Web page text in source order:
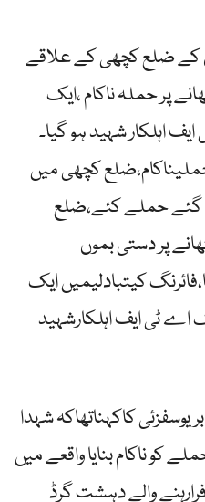
کے ضلع کچھی کے علاقے
پر حملہ ناکام ،ایک
اہلکار شہید ہو گیا۔
کچھی میں
گئے حملے کئے،ضلع
پر دستی بموں
کیتبادلیمیں ایک
اے ٹی ایف اہلکارشہید
کاکہناتھاکہ شہدا
کو ناکام بنایا واقعے میں
والے دہشت گرڈ